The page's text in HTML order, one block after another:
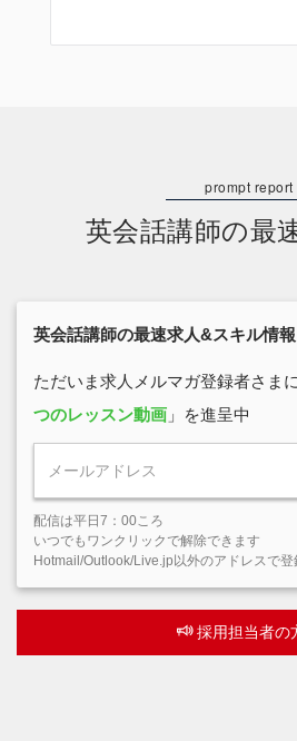
英会話講師の最
英会話講師の最速求人&スキル情報
ただいま求人メルマガ登録者さま
つのレッスン動画 」を進呈中
配信は平日7：00ころ
いつでもワンクリックで解除できます
Hotmail/Outlook/Live.jp以外のアドレスで登
採用担当者の